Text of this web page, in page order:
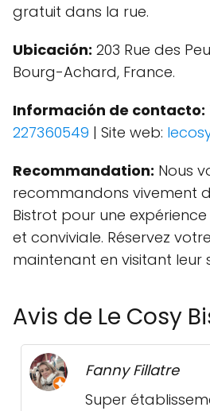
gratuit dans la rue.
Ubicación: 203 Rue des
Bourg-Achard, France.
Información de contacto:
227360549 | Site web:
Recommandation: Nous
recommandons vivement
Bistrot pour une
et conviviale. Réservez
maintenant en visitant leur
Avis de Le Cosy
Fanny Fillatre
Super